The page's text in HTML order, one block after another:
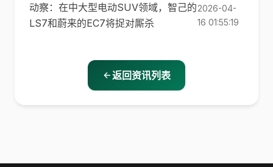
动察：在中大型电动SUV领域，智己的
LS7和蔚来的EC7将捉对厮杀
2026-04-
16 01:55:19
返回资讯列表